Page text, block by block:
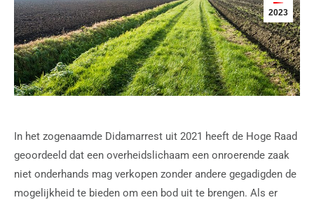
2023
In het zogenaamde Didamarrest uit 2021 heeft de Hoge Raad
geoordeeld dat een overheidslichaam een onroerende zaak
niet onderhands mag verkopen zonder andere gegadigden de
mogelijkheid te bieden om een bod uit te brengen. Als er